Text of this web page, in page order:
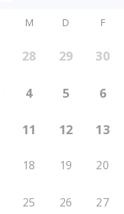
M D F
28 29 30
4 5 6
11 12 13
18 19 20
25 26 27